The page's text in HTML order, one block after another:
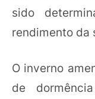
sido
rendimento da
O inverno
de